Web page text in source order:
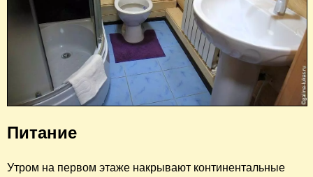
Питание
Утром на первом этаже накрывают континентальные